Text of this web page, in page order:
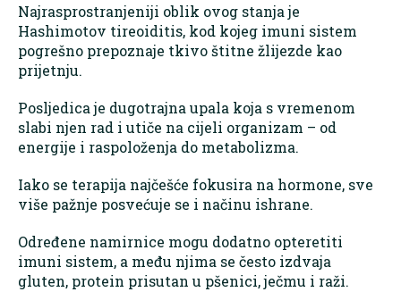
Najrasprostranjeniji oblik ovog stanja je
Hashimotov tireoiditis, kod kojeg imuni sistem
pogrešno prepoznaje tkivo štitne žlijezde kao
prijetnju.
Posljedica je dugotrajna upala koja s vremenom
slabi njen rad i utiče na cijeli organizam – od
energije i raspoloženja do metabolizma.
Iako se terapija najčešće fokusira na hormone, sve
više pažnje posvećuje se i načinu ishrane.
Određene namirnice mogu dodatno opteretiti
imuni sistem, a među njima se često izdvaja
gluten, protein prisutan u pšenici, ječmu i raži.